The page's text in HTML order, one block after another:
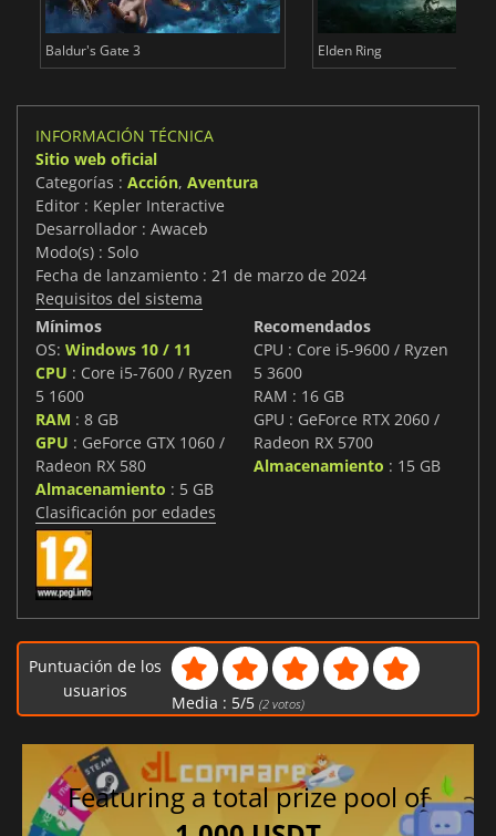
Baldur's Gate 3 Elden Ring
INFORMACIÓN TÉCNICA
Sitio web oficial
Categorías : Acción, Aventura
Editor : Kepler Interactive
Desarrollador : Awaceb
Modo(s) : Solo
Fecha de lanzamiento : 21 de marzo de 2024
Requisitos del sistema
Mínimos
OS: Windows 10 / 11
CPU : Core i5-7600 / Ryzen
5 1600
RAM : 8 GB
GPU : GeForce GTX 1060 /
Radeon RX 580
Almacenamiento : 5 GB
Recomendados
CPU : Core i5-9600 / Ryzen
5 3600
RAM : 16 GB
GPU : GeForce RTX 2060 /
Radeon RX 5700
Almacenamiento : 15 GB
Clasificación por edades
Puntuación de los
usuarios
Media : 5/5 (2votos)
Featuring a total prize pool of